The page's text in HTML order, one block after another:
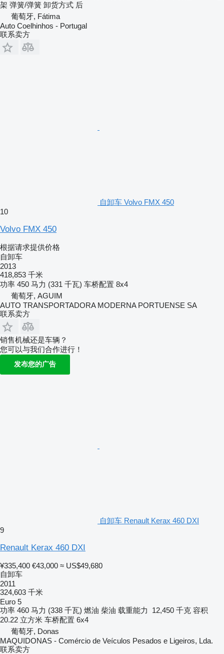
架 弹簧/弹簧 卸货方式 后
葡萄牙, Fátima
Auto Coelhinhos - Portugal
联系卖方
自卸车 Volvo FMX 450
10
Volvo FMX 450
根据请求提供价格
自卸车
2013
418,853 千米
功率 450 马力 (331 千瓦) 车桥配置 8x4
葡萄牙, AGUIM
AUTO TRANSPORTADORA MODERNA PORTUENSE SA
联系卖方
销售机械还是车辆？
您可以与我们合作进行！
发布您的广告
自卸车 Renault Kerax 460 DXI
9
Renault Kerax 460 DXI
¥335,400 €43,000 ≈ US$49,680
自卸车
2011
324,603 千米
Euro 5
功率 460 马力 (338 千瓦) 燃油 柴油 载重能力 12,450 千克 容积
20.22 立方米 车桥配置 6x4
葡萄牙, Donas
MAQUIDONAS - Comércio de Veículos Pesados e Ligeiros, Lda.
联系卖方